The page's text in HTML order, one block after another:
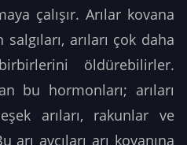
çalışır. Arılar kovana
arıları çok daha
öldürebilirler.
bu hormonları; arıları
arıları, rakunlar ve
arı avcıları arı kovanına